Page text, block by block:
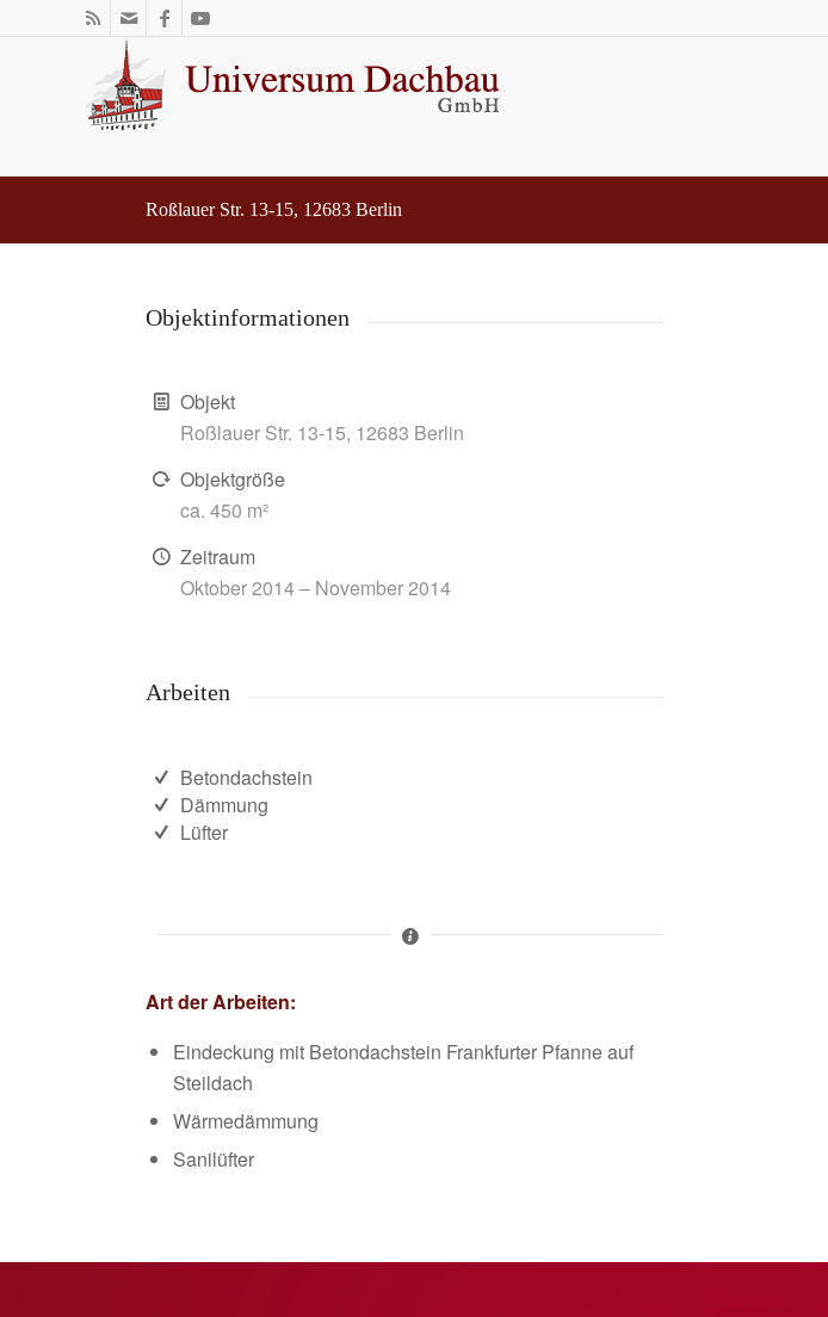
Roßlauer Str. 13-15, 12683 Berlin
Objektinformationen
Objekt
Roßlauer Str. 13-15, 12683 Berlin
Objektgröße
ca. 450 m²
Zeitraum
Oktober 2014 – November 2014
Arbeiten
Betondachstein
Dämmung
Lüfter
Art der Arbeiten:
Eindeckung mit Betondachstein Frankfurter Pfanne auf
Steildach
Wärmedämmung
Sanilüfter